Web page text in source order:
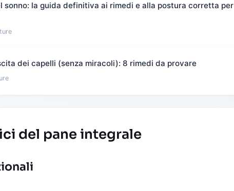
sonno: la guida definitiva ai rimedi e alla postura corretta per
dei capelli (senza miracoli): 8 rimedi da provare
del pane integrale